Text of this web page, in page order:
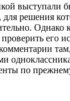
выступали
решения
его
по